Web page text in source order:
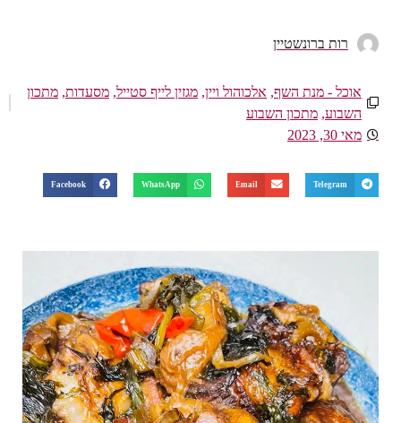
רות ברונשטיין
אוכל - מנת השף, אלכוהול ויין, מגזין לייף סטייל, מסעדות, מתכון
השבוע, מתכון השבוע
מאי 30, 2023
Telegram
Email
WhatsApp
Facebook